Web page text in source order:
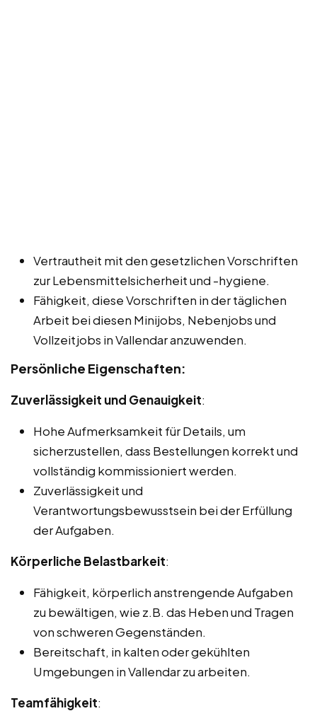
Vertrautheit mit den gesetzlichen Vorschriften
zur Lebensmittelsicherheit und -hygiene.
Fähigkeit, diese Vorschriften in der täglichen
Arbeit bei diesen Minijobs, Nebenjobs und
Vollzeitjobs in Vallendar anzuwenden.
Persönliche Eigenschaften:
Zuverlässigkeit und Genauigkeit:
Hohe Aufmerksamkeit für Details, um
sicherzustellen, dass Bestellungen korrekt und
vollständig kommissioniert werden.
Zuverlässigkeit und
Verantwortungsbewusstsein bei der Erfüllung
der Aufgaben.
Körperliche Belastbarkeit:
Fähigkeit, körperlich anstrengende Aufgaben
zu bewältigen, wie z.B. das Heben und Tragen
von schweren Gegenständen.
Bereitschaft, in kalten oder gekühlten
Umgebungen in Vallendar zu arbeiten.
Teamfähigkeit: